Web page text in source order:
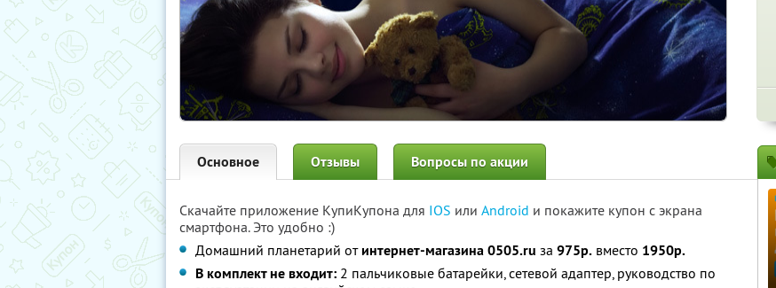
Основное Отзывы Вопросы по акции
Скачайте приложение КупиКупона для IOS или Android и покажите купон с экрана
смартфона. Это удобно :)
Домашний планетарий отинтернет-магазина 0505.ru за 975р. вместо 1950р.
В комплект не входит: 2 пальчиковые батарейки, сетевой адаптер, руководство по